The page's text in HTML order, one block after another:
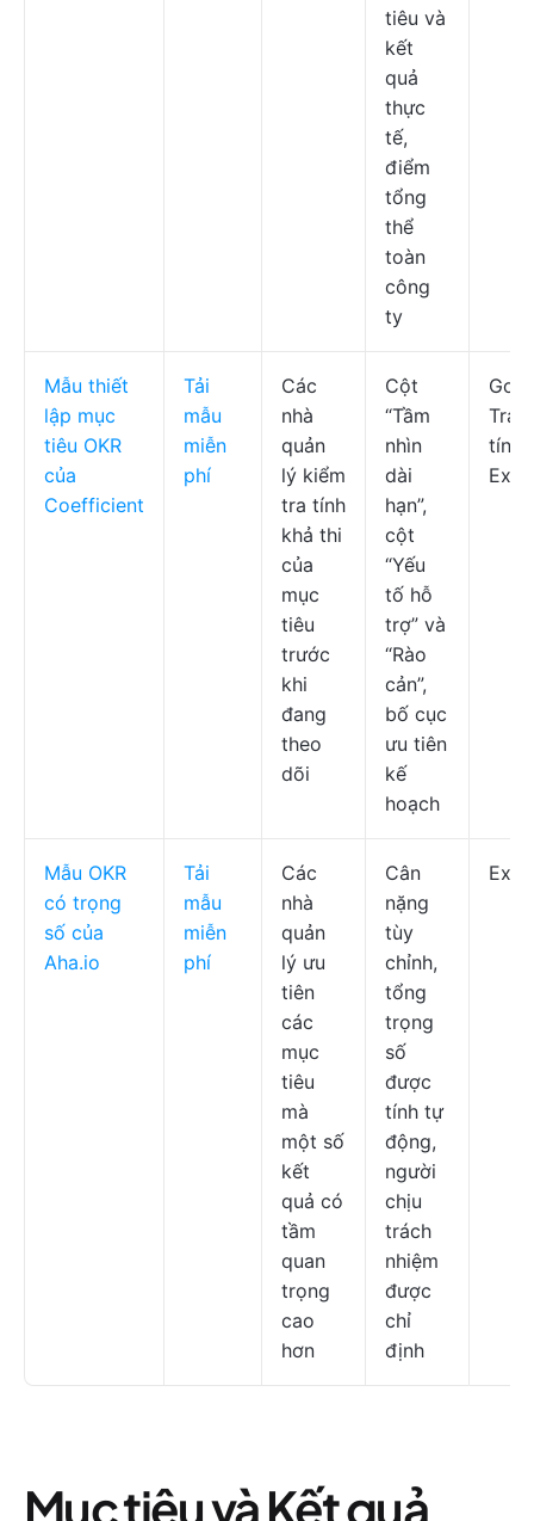
tiêu và
kết
quả
thực
tế,
điểm
tổng
thể
toàn
công
ty
Mẫu thiết
lập mục
tiêu OKR
của
Coefficient
Tải
mẫu
miễn
phí
Các
nhà
quản
lý kiểm
tra tính
khả thi
của
mục
tiêu
trước
khi
đang
theo
dõi
Cột
“Tầm
nhìn
dài
hạn”,
cột
“Yếu
tố hỗ
trợ” và
“Rào
cản”,
bố cục
ưu tiên
kế
hoạch
tính,
Mẫu OKR
có trọng
số của
Aha.io
Tải
mẫu
miễn
phí
Các
nhà
quản
lý ưu
tiên
các
mục
tiêu
mà
một số
kết
quả có
tầm
quan
trọng
cao
hơn
Cân
nặng
tùy
chỉnh,
tổng
trọng
số
được
tính tự
động,
người
chịu
trách
nhiệm
được
chỉ
định
Mục tiêu và Kết quả